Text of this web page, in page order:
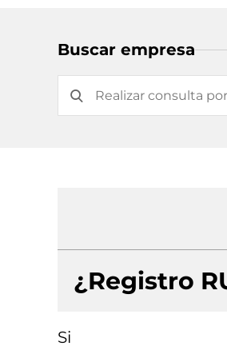
Buscar empresa
¿Registro
Si